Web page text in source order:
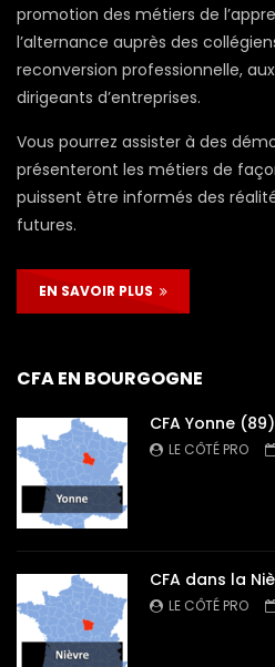
promotion des métiers de
l’alternance auprès des
reconversion professionnelle,
dirigeants d’entreprises.
Vous pourrez assister à des
présenteront les métiers de
puissent être informés des
futures.
EN SAVOIR PLUS
CFA EN BOURGOGNE
CFA Yonne (89)
LE CÔTÉ PRO
CFA dans la
LE CÔTÉ PRO